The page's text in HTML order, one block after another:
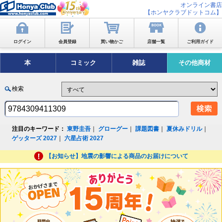
オンライン書店
【ホンヤクラブドットコム】
ログイン 会員登録 買い物かご 店舗一覧 ご利用ガイド
本 コミック 雑誌 その他商材
検索
注目のキーワード： 東野圭吾 グローグー ｜課題図書 ｜夏休みドリル｜
ゲッターズ 2027 ｜六星占術 2027
【お知らせ】地震の影響による商品のお届けについて